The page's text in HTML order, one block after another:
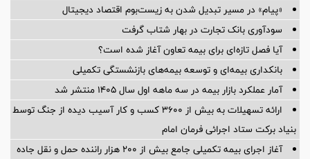
«پیام» در مسیر تبدیل شدن به زیست‌بوم اقتصاد دیجیتال
سودآوری بانک تجارت در بهار شتاب گرفت
آیا فصل تازه‌ای برای بیمه تعاون آغاز شده است؟
بانکداری بیمه‌ای و توسعه بیمه‌های بازنشستگی تکمیلی
آمار عملكرد بازار بیمه در سه ماهه اول سال 1405 منتشر شد
ارائه تسهیلات به بیش از ۳۶۰۰ کسب و کار آسیب دیده از جنگ توسط
بنیاد برکت ستاد اجرائی فرمان امام
آغاز اجرای بیمه تکمیلی جامع بیش از ۲۰۰ هزار راننده حمل و نقل جاده